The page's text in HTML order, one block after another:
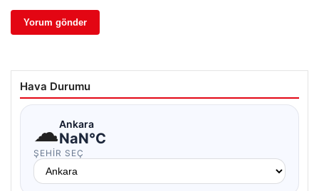
Hava Durumu
☁Ankara
NaN°C
ŞEHIR SEÇ